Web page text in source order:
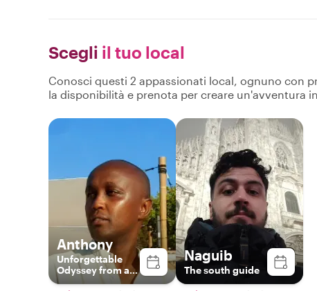
Scegli il tuo local
Conosci questi 2 appassionati local, ognuno con
la disponibilità e prenota per creare un'avventura
Anthony
Unforgettable
Odyssey from a
third perspective.
Naguib
The south guide